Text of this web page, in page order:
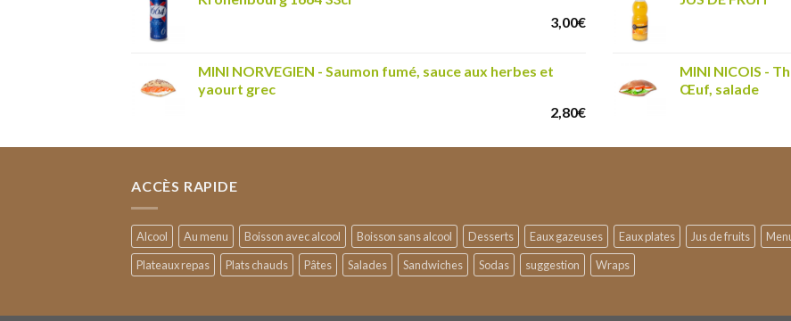
3,00€
MINI NORVEGIEN - Saumon fumé, sauce aux herbes et
yaourt grec
2,80€
MINI NICOIS -
Œuf, salade
ACCÈS RAPIDE
Alcool Au menu Boisson avec alcool Boisson sans alcool Desserts Eaux gazeuses Eaux plates Jus de fruits
Plateaux repas
Plats chauds Pâtes Salades Sandwiches Sodas suggestion Wraps